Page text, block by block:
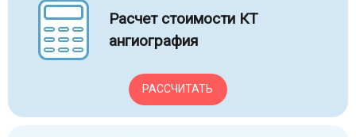
Расчет стоимости КТ
ангиография
РАССЧИТАТЬ